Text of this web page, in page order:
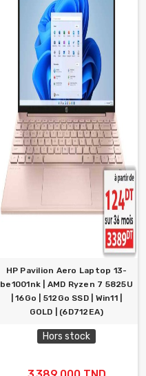
HP Pavilion Aero Laptop 13-
be1001nk | AMD Ryzen 7 5825U
| 16Go | 512Go SSD | Win11 |
GOLD | (6D712EA)
Hors stock